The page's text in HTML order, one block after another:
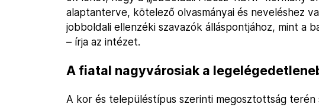
alaptanterve, kötelező olvasmányai és neveléshez
jobboldali ellenzéki szavazók álláspontjához, mint a
– írja az intézet.
A fiatal nagyvárosiak a
A kor és településtípus szerinti megosztottság